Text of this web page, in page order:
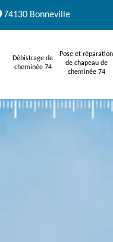
74130 Bonneville
Débistrage de
cheminée 74
Pose et réparation
de chapeau de
cheminée 74